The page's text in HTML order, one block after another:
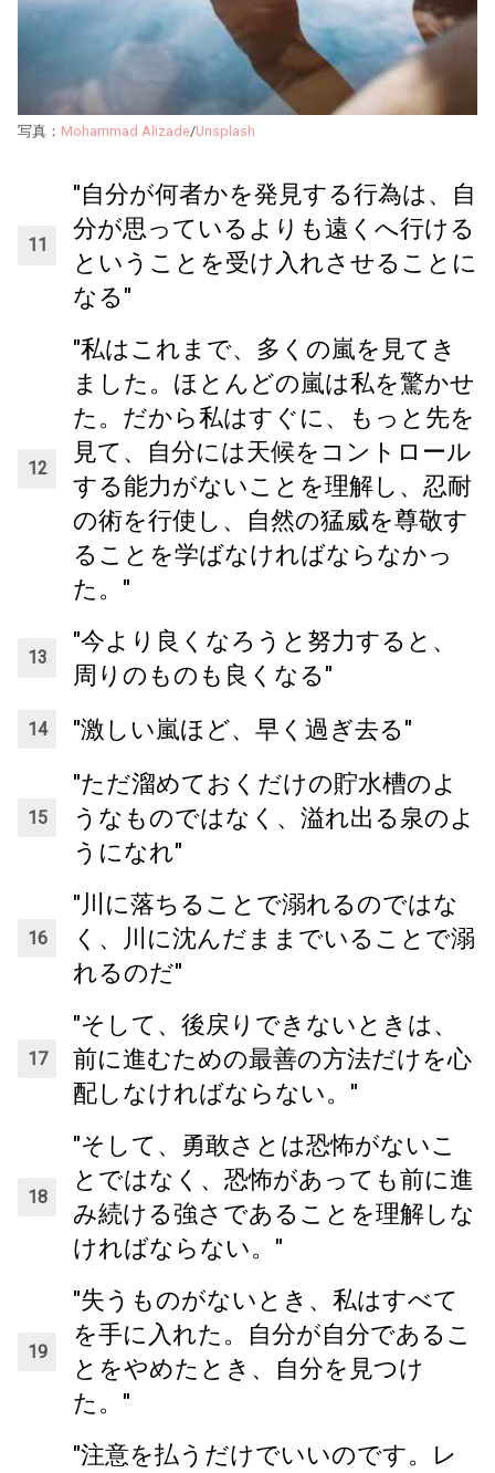
写真： Mohammad Alizade/Unsplash
"自分が何者かを発見する行為は、自
分が思っているよりも遠くへ行ける
ということを受け入れさせることに
なる"
"私はこれまで、多くの嵐を見てき
ました。ほとんどの嵐は私を驚かせ
た。だから私はすぐに、もっと先を
見て、自分には天候をコントロール
する能力がないことを理解し、忍耐
の術を行使し、自然の猛威を尊敬す
ることを学ばなければならなかっ
た。"
"今より良くなろうと努力すると、
周りのものも良くなる"
"激しい嵐ほど、早く過ぎ去る"
"ただ溜めておくだけの貯水槽のよ
うなものではなく、溢れ出る泉のよ
うになれ"
"川に落ちることで溺れるのではな
く、川に沈んだままでいることで溺
れるのだ"
"そして、後戻りできないときは、
前に進むための最善の方法だけを心
配しなければならない。"
"そして、勇敢さとは恐怖がないこ
とではなく、恐怖があっても前に進
み続ける強さであることを理解しな
ければならない。"
"失うものがないとき、私はすべて
を手に入れた。自分が自分であるこ
とをやめたとき、自分を見つけ
た。"
"注意を払うだけでいいのです。レ